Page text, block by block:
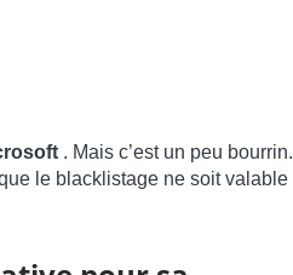
. Mais c’est un peu bourrin.
le blacklistage ne soit valable